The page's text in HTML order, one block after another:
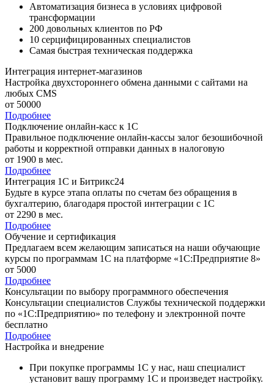
Автоматизация бизнеса в условиях цифровой
трансформации
200 довольных клиентов по РФ
10 серцифицированных специалистов
Самая быстрая техническая поддержка
Интеграция интернет-магазинов
Настройка двухстороннего обмена данными с сайтами на
любых CMS
от 50000
Подробнее
Подключение онлайн-касс к 1С
Правильное подключение онлайн-кассы залог безошибочной
работы и корректной отправки данных в налоговую
от 1900 в мес.
Подробнее
Интеграция 1С и Битрикс24
Будьте в курсе этапа оплаты по счетам без обращения в
бухгалтерию, благодаря простой интеграции с 1С
от 2290 в мес.
Подробнее
Обучение и сертификация
Предлагаем всем желающим записаться на наши обучающие
курсы по программам 1С на платформе «1С:Предприятие 8»
от 5000
Подробнее
Консультации по выбору программного обеспечения
Консультации специалистов Службы технической поддержки
по «1С:Предприятию» по телефону и электронной почте
бесплатно
Подробнее
Настройка и внедрение
При покупке программы 1С у нас, наш специалист
установит вашу программу 1С и произведет настройку.